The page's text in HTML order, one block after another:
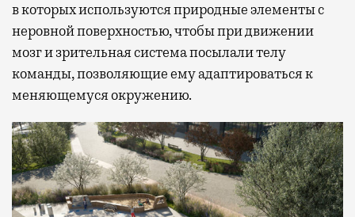
в которых используются природные элементы с
неровной поверхностью, чтобы при движении
мозг и зрительная система посылали телу
команды, позволяющие ему адаптироваться к
меняющемуся окружению.